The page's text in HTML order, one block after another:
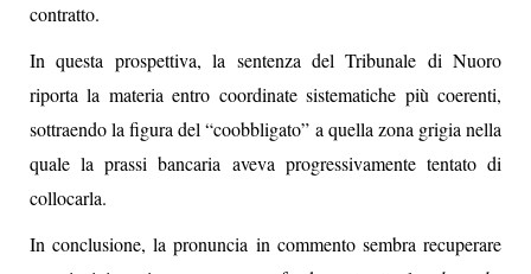
contratto.
In questa prospettiva, la sentenza del Tribunale di Nuoro
riporta la materia entro coordinate sistematiche più coerenti,
sottraendo la figura del “coobbligato” a quella zona grigia nella
quale la prassi bancaria aveva progressivamente tentato di
collocarla.
In conclusione, la pronuncia in commento sembra recuperare